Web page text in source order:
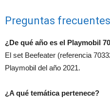
Preguntas frecuentes
¿De qué año es el Playmobil
El set Beefeater (referencia
Playmobil del año 2021.
¿A qué temática pertenece?